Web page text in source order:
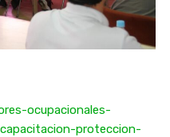
ocupacionales-
proteccion-